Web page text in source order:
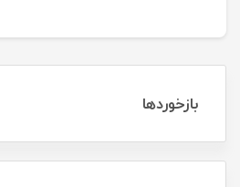
بازخوردها